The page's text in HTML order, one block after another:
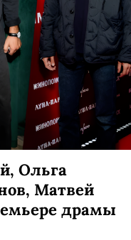
Ольга
Матвей
драмы